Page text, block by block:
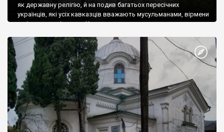
як державну релігію, й на подив багатьох пересічних
українців, які усіх кавказців вважають мусульманами, вірмени
є відданими вірянами Христа